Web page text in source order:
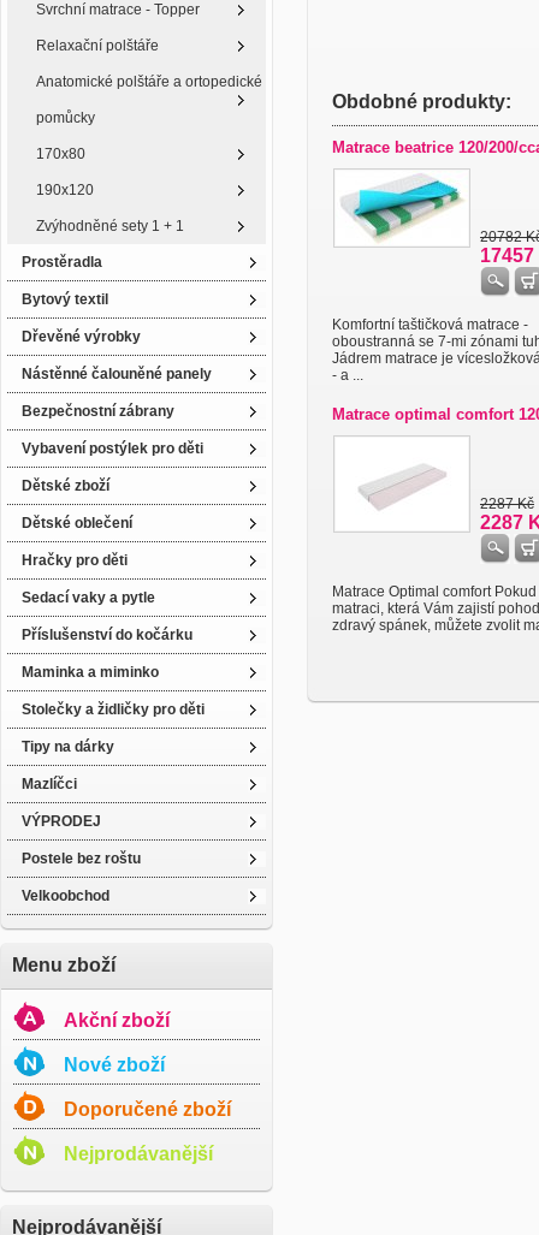
Svrchní matrace - Topper
Relaxační polštáře
Anatomické polštáře a ortopedické
pomůcky
170x80
190x120
Zvýhodněné sety 1 + 1
Prostěradla
Bytový textil
Dřevěné výrobky
Nástěnné čalouněné panely
Bezpečnostní zábrany
Vybavení postýlek pro děti
Dětské zboží
Dětské oblečení
Hračky pro děti
Sedací vaky a pytle
Příslušenství do kočárku
Maminka a miminko
Stolečky a židličky pro děti
Tipy na dárky
Mazlíčci
VÝPRODEJ
Postele bez roštu
Velkoobchod
Menu zboží
Akční zboží
Nové zboží
Doporučené zboží
Nejprodávanější
Nejprodávanější
Obdobné produkty:
Matrace beatrice 120/200/
20782
Komfortní taštičková matrace -
oboustranná se 7-mi zónami
Jádrem matrace je
- a ...
Matrace optimal comfort
2287 Kč
2287
Matrace Optimal comfort
matraci, která Vám zajistí
zdravý spánek, můžete zvolit